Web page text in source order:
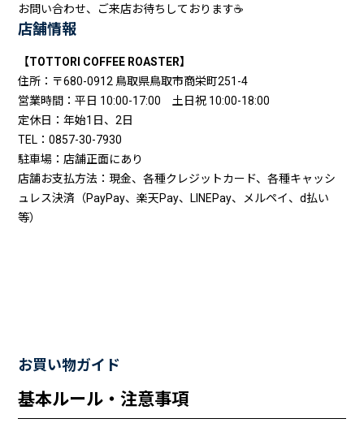
お問い合わせ、ご来店お待ちしております☕
店舗情報
【TOTTORI COFFEE ROASTER】
住所：〒680-0912 鳥取県鳥取市商栄町251-4
営業時間：平日 10:00-17:00 土日祝 10:00-18:00
定休日：年始1日、2日
TEL：0857-30-7930
駐車場：店舗正面にあり
店舗お支払方法：現金、各種クレジットカード、各種キャッシ
ュレス決済（PayPay、楽天Pay、LINEPay、メルペイ、d払い
等）
お買い物ガイド
基本ルール・注意事項